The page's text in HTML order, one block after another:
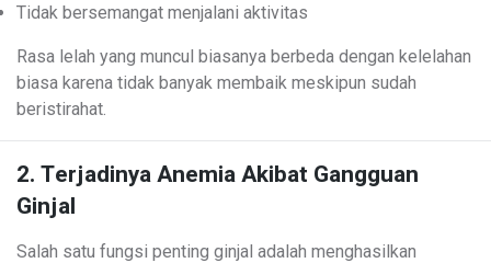
Tidak bersemangat menjalani aktivitas
Rasa lelah yang muncul biasanya berbeda dengan kelelahan
biasa karena tidak banyak membaik meskipun sudah
beristirahat.
2. Terjadinya Anemia Akibat Gangguan
Ginjal
Salah satu fungsi penting ginjal adalah menghasilkan